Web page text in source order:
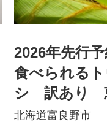
2026年先行
食べられる
シ 訳あり
ぐみ) 6本入
北海道富良野市